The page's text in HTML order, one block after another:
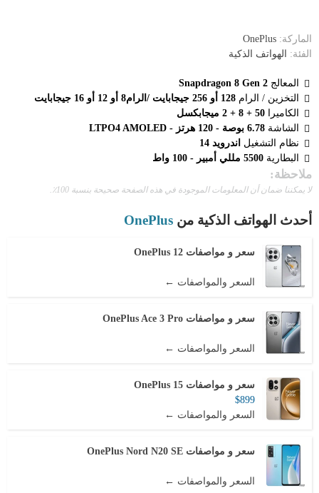
الماركة: OnePlus
الفئة:
الهواتف الذكية
المعالج Snapdragon 8 Gen 2
التخزين / الرام 128 أو 256 جيجابايت /الرام8 أو 12 أو 16 جيجابايت
الكاميرا
50 + 8 + 2 ميجابكسل
الشاشة 6.78 بوصة - 120 هرتز - LTPO4 AMOLED
نظام التشغيل اندرويد 14
البطارية 5500 مللي أمبير - 100 واط
ملاحظة:
لا يمكننا ضمان أن المعلومات الموجودة في هذه الصفحة صحيحة بنسبة 100٪.
أحدث الهواتف الذكية من OnePlus
سعر و مواصفات OnePlus 12
السعر والمواصفات ←
سعر و مواصفات OnePlus Ace 3 Pro
السعر والمواصفات ←
سعر و مواصفات OnePlus 15
$899
السعر والمواصفات ←
سعر و مواصفات OnePlus Nord N20 SE
السعر والمواصفات ←